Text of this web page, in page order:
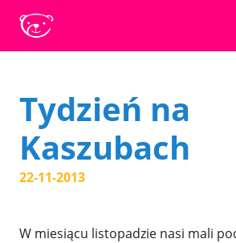
Tydzień na
Kaszubach
22-11-2013
W miesiącu listopadzie nasi mali